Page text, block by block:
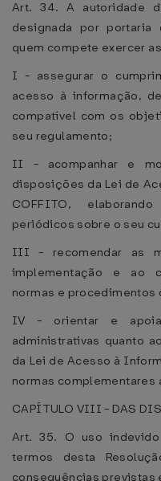
Art. 34. A autoridade
designada por portaria
quem compete exercer
I - assegurar o
acesso à informação,
compatível com os
seu regulamento;
II - acompanhar e
disposições da Lei de
COFFITO,
periódicos sobre o seu
III - recomendar as
implementação e ao
normas e procedimentos
IV - orientar e
administrativas quanto
da Lei de Acesso à
normas complementares
CAPÍTULO VIII - DAS
Art. 35. O uso
termos desta
consequências previstas